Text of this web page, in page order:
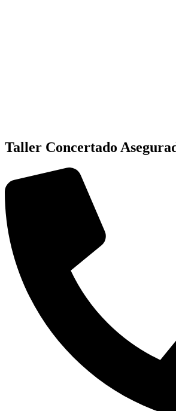
Taller Concertado